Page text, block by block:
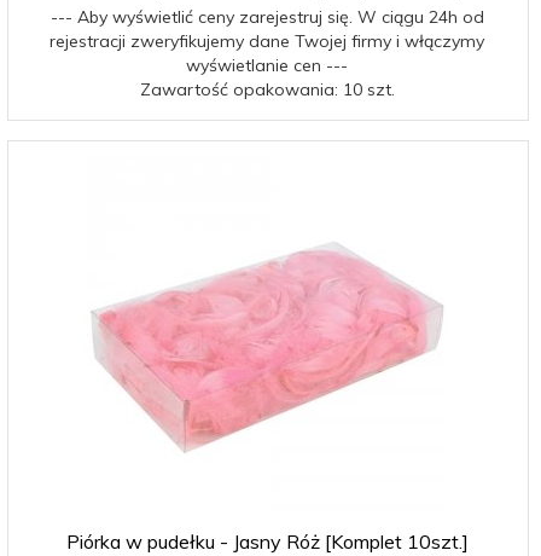
--- Aby wyświetlić ceny zarejestruj się. W ciągu 24h od
rejestracji zweryfikujemy dane Twojej firmy i włączymy
wyświetlanie cen ---
Zawartość opakowania: 10 szt.
Piórka w pudełku - Jasny Róż [Komplet 10szt.]